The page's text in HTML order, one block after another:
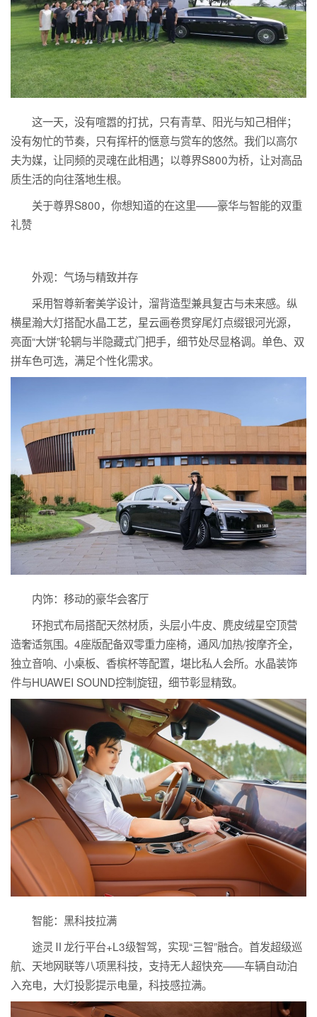
这一天，没有喧嚣的打扰，只有青草、阳光与知己相伴；
没有匆忙的节奏，只有挥杆的惬意与赏车的悠然。我们以高尔
夫为媒，让同频的灵魂在此相遇；以尊界S800为桥，让对高品
质生活的向往落地生根。
关于尊界S800，你想知道的在这里——豪华与智能的双重
礼赞
外观：气场与精致并存
采用智尊新奢美学设计，溜背造型兼具复古与未来感。纵
横星瀚大灯搭配水晶工艺，星云画卷贯穿尾灯点缀银河光源，
亮面“大饼”轮辋与半隐藏式门把手，细节处尽显格调。单色、双
拼车色可选，满足个性化需求。
内饰：移动的豪华会客厅
环抱式布局搭配天然材质，头层小牛皮、麂皮绒星空顶营
造奢适氛围。4座版配备双零重力座椅，通风/加热/按摩齐全，
独立音响、小桌板、香槟杯等配置，堪比私人会所。水晶装饰
件与HUAWEI SOUND控制旋钮，细节彰显精致。
智能：黑科技拉满
途灵Ⅱ龙行平台+L3级智驾，实现“三智”融合。首发超级巡
航、天地网联等八项黑科技，支持无人超快充——车辆自动泊
入充电，大灯投影提示电量，科技感拉满。